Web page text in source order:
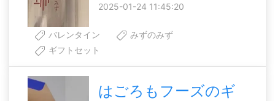
2025-01-24 11:45:20
バレンタイン
みずのみず
ギフトセット
はごろもフーズのギ